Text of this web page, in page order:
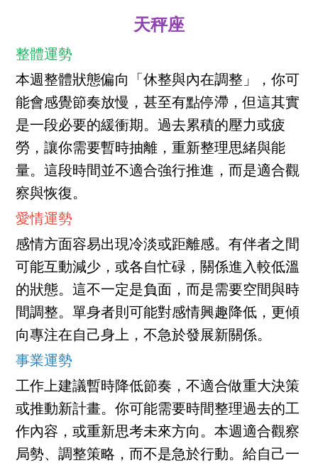
天秤座
整體運勢
本週整體狀態偏向「休整與內在調整」，你可
能會感覺節奏放慢，甚至有點停滯，但這其實
是一段必要的緩衝期。過去累積的壓力或疲
勞，讓你需要暫時抽離，重新整理思緒與能
量。這段時間並不適合強行推進，而是適合觀
察與恢復。
愛情運勢
感情方面容易出現冷淡或距離感。有伴者之間
可能互動減少，或各自忙碌，關係進入較低溫
的狀態。這不一定是負面，而是需要空間與時
間調整。單身者則可能對感情興趣降低，更傾
向專注在自己身上，不急於發展新關係。
事業運勢
工作上建議暫時降低節奏，不適合做重大決策
或推動新計畫。你可能需要時間整理過去的工
作內容，或重新思考未來方向。本週適合觀察
局勢、調整策略，而不是急於行動。給自己一